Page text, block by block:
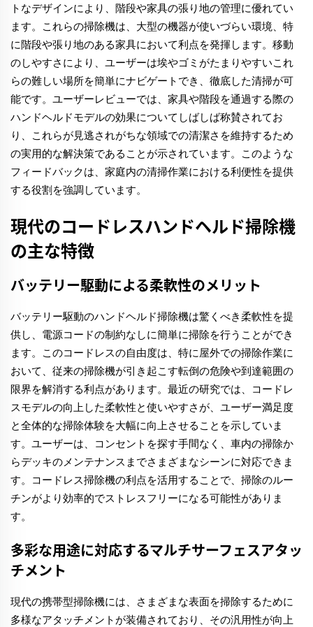
トなデザインにより、階段や家具の張り地の管理に優れてい
ます。これらの掃除機は、大型の機器が使いづらい環境、特
に階段や張り地のある家具において利点を発揮します。移動
のしやすさにより、ユーザーは埃やゴミがたまりやすいこれ
らの難しい場所を簡単にナビゲートでき、徹底した清掃が可
能です。ユーザーレビューでは、家具や階段を通過する際の
ハンドヘルドモデルの効果についてしばしば称賛されてお
り、これらが見逃されがちな領域での清潔さを維持するため
の実用的な解決策であることが示されています。このような
フィードバックは、家庭内の清掃作業における利便性を提供
する役割を強調しています。
現代のコードレスハンドヘルド掃除機
の主な特徴
バッテリー駆動による柔軟性のメリット
バッテリー駆動のハンドヘルド掃除機は驚くべき柔軟性を提
供し、電源コードの制約なしに簡単に掃除を行うことができ
ます。このコードレスの自由度は、特に屋外での掃除作業に
おいて、従来の掃除機が引き起こす転倒の危険や到達範囲の
限界を解消する利点があります。最近の研究では、コードレ
スモデルの向上した柔軟性と使いやすさが、ユーザー満足度
と全体的な掃除体験を大幅に向上させることを示していま
す。ユーザーは、コンセントを探す手間なく、車内の掃除か
らデッキのメンテナンスまでさまざまなシーンに対応できま
す。コードレス掃除機の利点を活用することで、掃除のルー
チンがより効率的でストレスフリーになる可能性がありま
す。
多彩な用途に対応するマルチサーフェスアタッ
チメント
現代の携帯型掃除機には、さまざまな表面を掃除するために
多様なアタッチメントが装備されており、その汎用性が向上